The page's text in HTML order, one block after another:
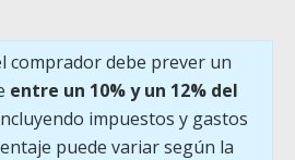
comprador debe prever un
entre un 10% y un 12% del
impuestos y gastos
puede variar según la